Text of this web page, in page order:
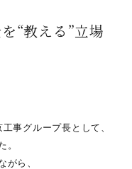
“教える”立場
事グループ長として、
。
がら、